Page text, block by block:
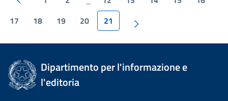
17
18 19 20 21
Dipartimento per l'informazione e
l'editoria